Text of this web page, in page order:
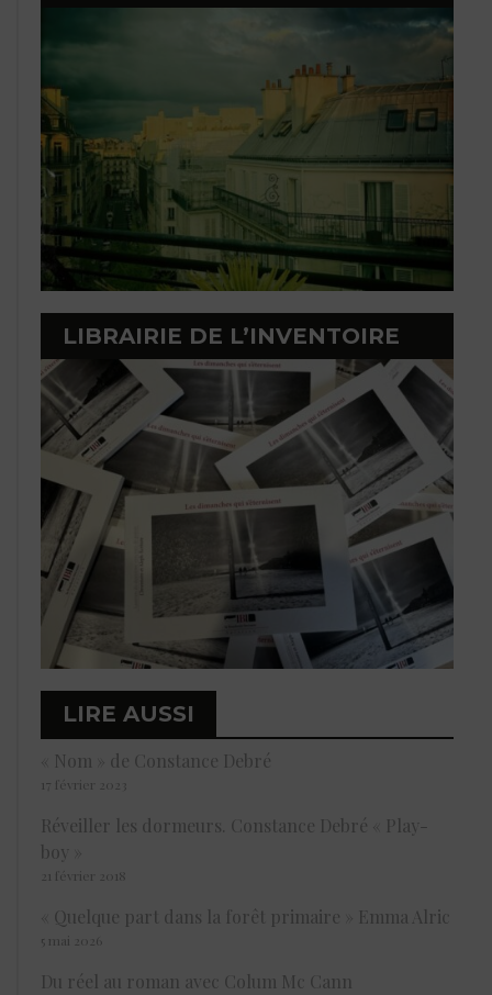
LIBRAIRIE DE L’INVENTOIRE
LIRE AUSSI
« Nom » de Constance Debré
17 février 2023
Réveiller les dormeurs. Constance Debré « Play-
boy »
21 février 2018
« Quelque part dans la forêt primaire » Emma Alric
5 mai 2026
Du réel au roman avec Colum Mc Cann